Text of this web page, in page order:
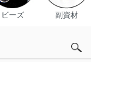
ビーズ 副資材